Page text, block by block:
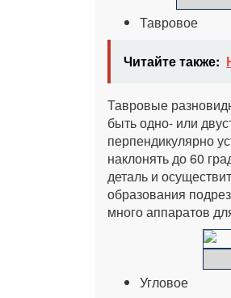
Тавровое
Читайте также:
Тавровые
быть одно- или
перпендикулярно
наклонять до 60
деталь и
образования
много аппаратов
Угловое